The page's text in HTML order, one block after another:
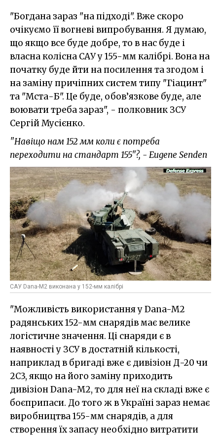
"Богдана зараз "на підході". Вже скоро
очікуємо її вогневі випробування. Я думаю,
що якщо все буде добре, то в нас буде і
власна колісна САУ у 155-мм калібрі. Вона на
початку буде йти на посилення та згодом і
на заміну причіпних систем типу "Гіацинт"
та "Мста-Б". Це буде, обов’язкове буде, але
воювати треба зараз", - полковник ЗСУ
Сергій Мусієнко.
"Навіщо нам 152 мм коли є потреба
переходити на стандарт 155"?, - Eugene Senden
САУ Dana-M2 виконана у 152-мм калібрі
"Можливість використання у Dana-M2
радянських 152-мм снарядів має велике
логістичне значення. Ці снаряди є в
наявності у ЗСУ в достатній кількості,
наприклад в бригаді вже є дивізіон Д-20 чи
2С3, якщо на його заміну приходить
дивізіон Dana-M2, то для неї на складі вже є
боєприпаси. До того ж в Україні зараз немає
виробництва 155-мм снарядів, а для
створення їх запасу необхідно витратити